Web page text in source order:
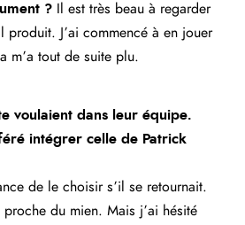
?
Il est très beau à regarder
produit. J’ai commencé à en jouer
m’a tout de suite plu.
voulaient dans leur équipe.
intégrer celle de Patrick
de le choisir s’il se retournait.
du mien. Mais j’ai hésité